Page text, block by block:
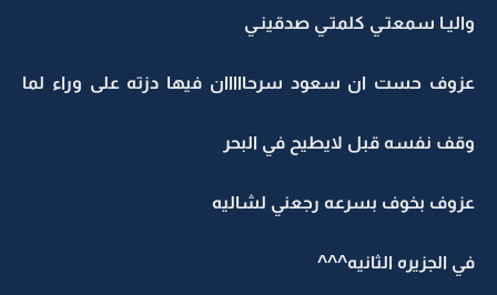
واليـا سمعتـي كلمتـي صدقينـي
عزوف حست ان سعود سرحااااان فيها دزته على وراء لما
وقف نفسه قبل لايطيح في البحر
عزوف بخوف بسرعه رجعني لشاليه
في الجزيره الثانيه^^^